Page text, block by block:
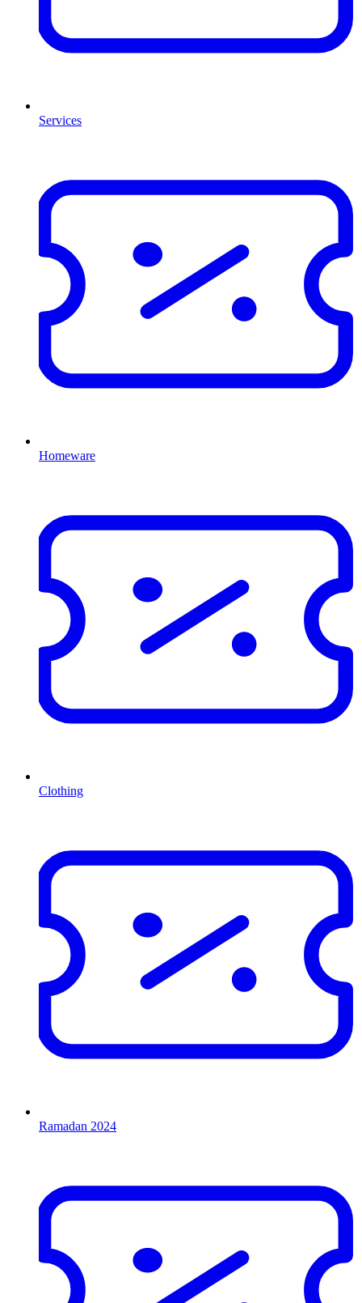
Services
Homeware
Clothing
Ramadan 2024